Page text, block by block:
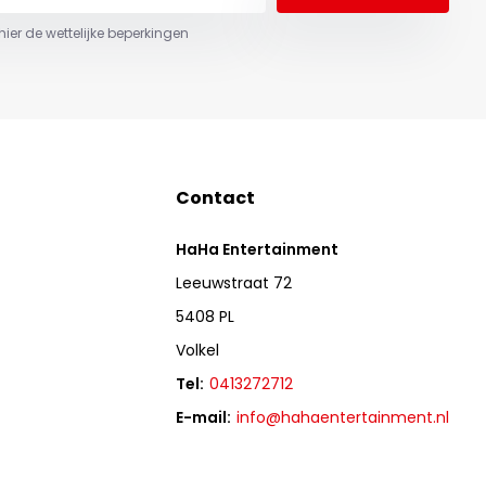
de wettelijke beperkingen
Contact
HaHa Entertainment
Leeuwstraat 72
5408 PL
Volkel
Tel: 0413272712
E-mail: info@hahaentertainment.nl